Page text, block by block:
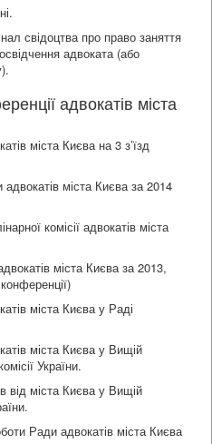
свідоцтва про право заняття
адвоката (або
адвокатів міста
міста Києва на 3 з’їзд
міста Києва за 2014
комісії адвокатів міста
міста Києва за 2013,
міста Києва у Раді
міста Києва у Вищій
України.
від міста Києва у Вищій
Ради адвокатів міста Києва